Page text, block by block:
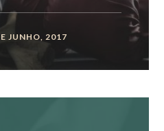
JUNHO, 2017